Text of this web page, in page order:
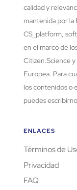
calidad y
mantenida por la
CS_platform,
en el marco de
Citizen.Science y
Europea. Para
los contenidos o
puedes
ENLACES
Términos de
Privacidad
FAQ